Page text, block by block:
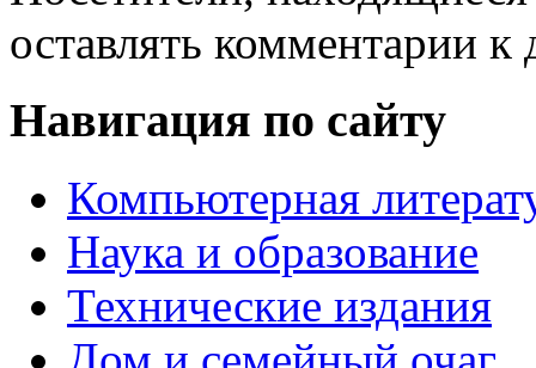
оставлять комментарии к
Навигация по сайту
Компьютерная
Наука и образование
Технические издания